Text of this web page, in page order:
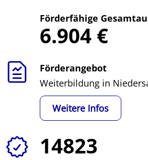
Förderfähige
6.904
Förderangebot
Weiterbildung in
Weitere Infos
14823